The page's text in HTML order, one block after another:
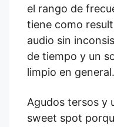
el rango de
tiene como
audio sin
de tiempo y un
limpio en general.
Agudos tersos y
sweet spot